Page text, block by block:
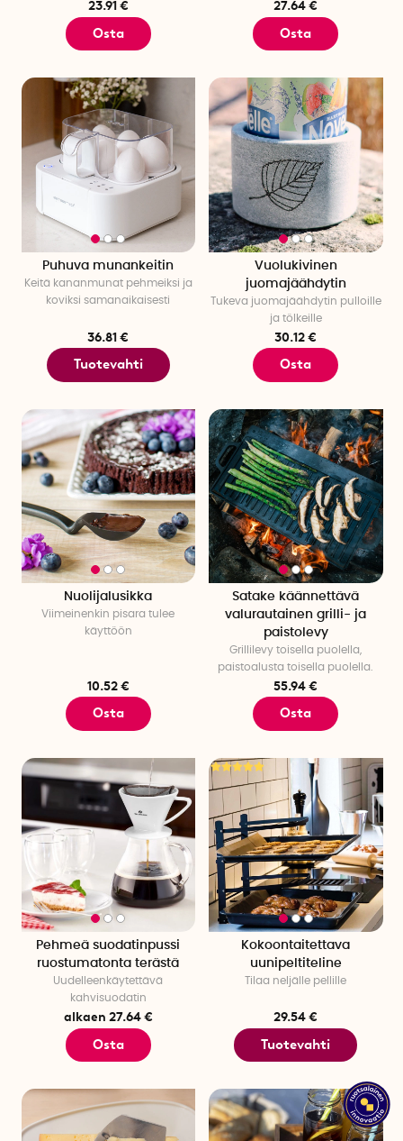
23.91 €
Osta
27.64 €
Osta
Puhuva munankeitin
Keitä kananmunat pehmeiksi ja
koviksi samanaikaisesti
36.81 €
Tuotevahti
Vuolukivinen
juomajäähdytin
Tukeva juomajäähdytin pulloille
ja tölkeille
30.12 €
Osta
Nuolijalusikka
Viimeinenkin pisara tulee
käyttöön
10.52 €
Osta
Satake käännettävä
valurautainen grilli- ja
paistolevy
Grillilevy toisella puolella,
paistoalusta toisella puolella.
55.94 €
Osta
Pehmeä suodatinpussi
ruostumatonta terästä
Uudelleenkäytettävä
kahvisuodatin
alkaen 27.64 €
Osta
Kokoontaitettava
uunipeltiteline
Tilaa neljälle pellille
29.54 €
Tuotevahti